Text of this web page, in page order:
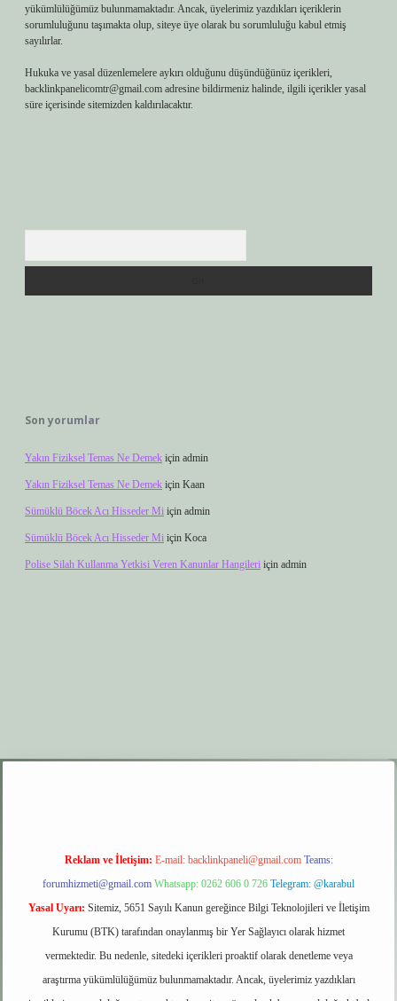
yükümlülüğümüz bulunmamaktadır. Ancak, üyelerimiz yazdıkları içeriklerin
sorumluluğunu taşımakta olup, siteye üye olarak bu sorumluluğu kabul etmiş
sayılırlar.
Hukuka ve yasal düzenlemelere aykırı olduğunu düşündüğünüz içerikleri,
backlinkpanelicomtr@gmail.com adresine bildirmeniz halinde, ilgili içerikler yasal
süre içerisinde sitemizden kaldırılacaktır.
Son yorumlar
Yakın Fiziksel Temas Ne Demek için admin
Yakın Fiziksel Temas Ne Demek için Kaan
Sümüklü Böcek Acı Hisseder Mi için admin
Sümüklü Böcek Acı Hisseder Mi için Koca
Polise Silah Kullanma Yetkisi Veren Kanunlar Hangileri için admin
elexbet giriş
Reklam ve İletişim: E-mail: backlinkpaneli@gmail.com Teams:
forumhizmeti@gmail.com Whatsapp: 0262 606 0 726 Telegram: @karabul
Yasal Uyarı: Sitemiz, 5651 Sayılı Kanun gereğince Bilgi Teknolojileri ve İletişim
Kurumu (BTK) tarafından onaylanmış bir Yer Sağlayıcı olarak hizmet
vermektedir. Bu nedenle, sitedeki içerikleri proaktif olarak denetleme veya
araştırma yükümlülüğümüz bulunmamaktadır. Ancak, üyelerimiz yazdıkları